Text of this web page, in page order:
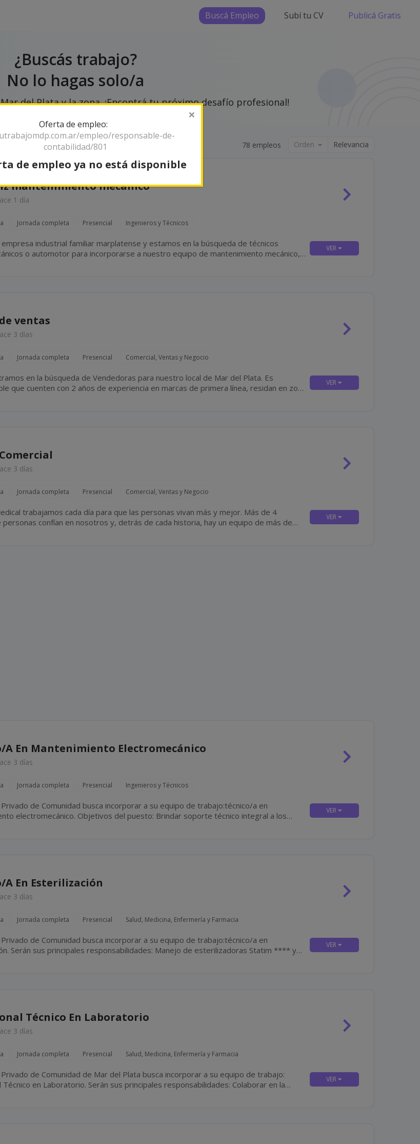
Buscá Empleo Subí tu CV Publicá Gratis
¿Buscás trabajo?
No lo hagas solo/a
del Plata y la zona. ¡Encontrá tu próximo desafío profesional!
78 empleos Orden Relevancia
mantenimiento mecánico
1 día
Jornada completa Presencial Ingenieros y Técnicos
empresa industrial familiar marplatense y estamos en la búsqueda de técnicos
o automotor para incorporarse a nuestro equipo de mantenimiento mecánico,
ventas
3 días
Jornada completa Presencial Comercial, Ventas y Negocio
en la búsqueda de Vendedoras para nuestro local de Mar del Plata. Es
que cuenten con 2 años de experiencia en marcas de primera línea, residan en zona
3 días
Jornada completa Presencial Comercial, Ventas y Negocio
trabajamos cada día para que las personas vivan más y mejor. Más de 4
personas confían en nosotros y, detrás de cada historia, hay un equipo de más de
A En Mantenimiento Electromecánico
3 días
Jornada completa Presencial Ingenieros y Técnicos
de Comunidad busca incorporar a su equipo de trabajo:técnico/a en
Objetivos del puesto: Brindar soporte técnico integral a los
A En Esterilización
3 días
Jornada completa Presencial Salud, Medicina, Enfermería y Farmacia
de Comunidad busca incorporar a su equipo de trabajo:técnico/a en
Statim **** y
Técnico En Laboratorio
3 días
Jornada completa Presencial Salud, Medicina, Enfermería y Farmacia
de Comunidad de Mar del Plata busca incorporar a su equipo de trabajo:
Serán sus principales responsabilidades: Colaborar en la
×
Oferta de empleo:
empleo/responsable-de-
contabilidad/801
de empleo ya no está disponible